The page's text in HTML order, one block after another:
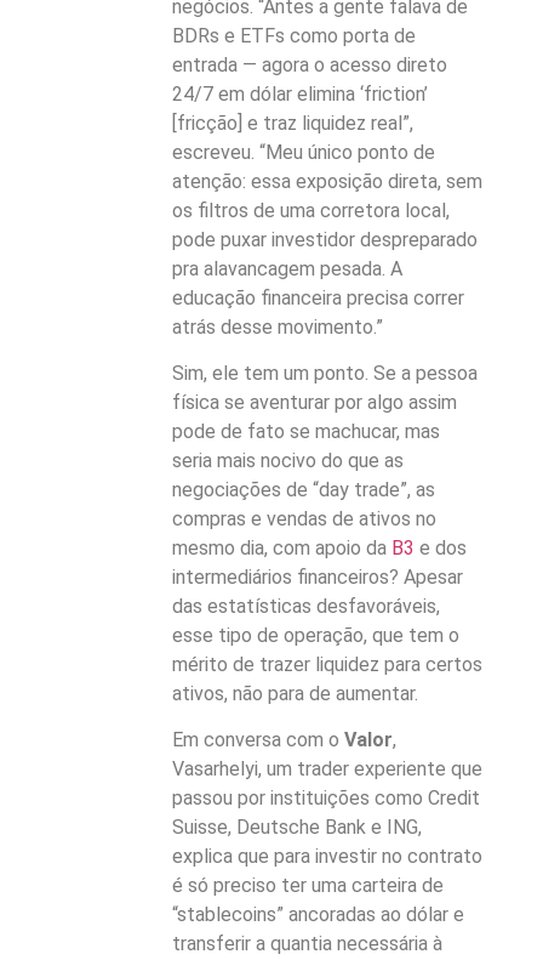
negócios. “Antes a gente falava de
BDRs e ETFs como porta de
entrada — agora o acesso direto
24/7 em dólar elimina ‘friction’
[fricção] e traz liquidez real”,
escreveu. “Meu único ponto de
atenção: essa exposição direta, sem
os filtros de uma corretora local,
pode puxar investidor despreparado
pra alavancagem pesada. A
educação financeira precisa correr
atrás desse movimento.”
Sim, ele tem um ponto. Se a pessoa
física se aventurar por algo assim
pode de fato se machucar, mas
seria mais nocivo do que as
negociações de “day trade”, as
compras e vendas de ativos no
mesmo dia, com apoio da B3 e dos
intermediários financeiros? Apesar
das estatísticas desfavoráveis,
esse tipo de operação, que tem o
mérito de trazer liquidez para certos
ativos, não para de aumentar.
Em conversa com o Valor,
Vasarhelyi, um trader experiente que
passou por instituições como Credit
Suisse, Deutsche Bank e ING,
explica que para investir no contrato
é só preciso ter uma carteira de
“stablecoins” ancoradas ao dólar e
transferir a quantia necessária à